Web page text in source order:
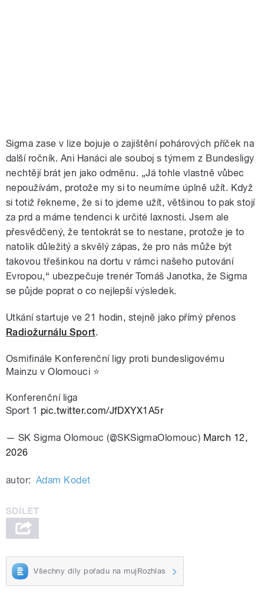
Sigma zase v lize bojuje o zajištění pohárových příček na
další ročník. Ani Hanáci ale souboj s týmem z Bundesligy
nechtějí brát jen jako odměnu. „Já tohle vlastně vůbec
nepoužívám, protože my si to neumíme úplně užít. Když
si totiž řekneme, že si to jdeme užít, většinou to pak stojí
za prd a máme tendenci k určité laxnosti. Jsem ale
přesvědčený, že tentokrát se to nestane, protože je to
natolik důležitý a skvělý zápas, že pro nás může být
takovou třešinkou na dortu v rámci našeho putování
Evropou,“ ubezpečuje trenér Tomáš Janotka, že Sigma
se půjde poprat o co nejlepší výsledek.
Utkání startuje ve 21 hodin, stejně jako přímý přenos
Radiožurnálu Sport.
Osmifinále Konferenční ligy proti bundesligovému
Mainzu v Olomouci ⭐️
Konferenční liga
Sport 1 pic.twitter.com/JfDXYX1A5r
— SK Sigma Olomouc (@SKSigmaOlomouc) March 12,
2026
autor: Adam Kodet
Všechny díly pořadu na mujRozhlas